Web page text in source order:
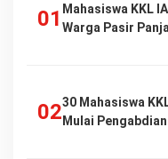
Mahasiswa KKL
Warga Pasir
30 Mahasiswa
Mulai